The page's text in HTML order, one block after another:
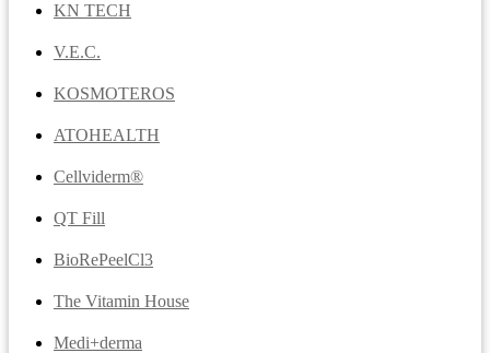
KN TECH
V.E.C.
KOSMOTEROS
ATOHEALTH
Cellviderm®
QT Fill
BioRePeelCl3
The Vitamin House
Medi+derma